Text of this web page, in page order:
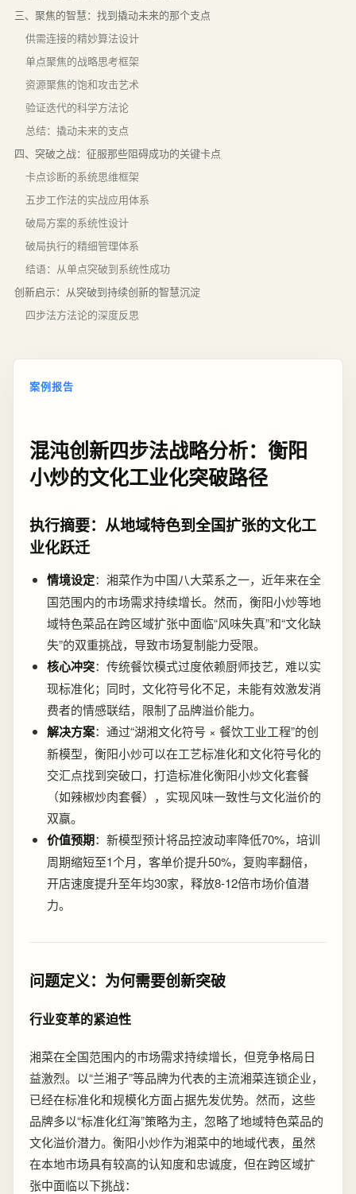
三、聚焦的智慧：找到撬动未来的那个支点
供需连接的精妙算法设计
单点聚焦的战略思考框架
资源聚焦的饱和攻击艺术
验证迭代的科学方法论
总结：撬动未来的支点
四、突破之战：征服那些阻碍成功的关键卡点
卡点诊断的系统思维框架
五步工作法的实战应用体系
破局方案的系统性设计
破局执行的精细管理体系
结语：从单点突破到系统性成功
创新启示：从突破到持续创新的智慧沉淀
四步法方法论的深度反思
案例报告
混沌创新四步法战略分析：衡阳
小炒的文化工业化突破路径
执行摘要：从地域特色到全国扩张的文化工
业化跃迁
情境设定：湘菜作为中国八大菜系之一，近年来在全
国范围内的市场需求持续增长。然而，衡阳小炒等地
域特色菜品在跨区域扩张中面临“风味失真”和“文化缺
失”的双重挑战，导致市场复制能力受限。
核心冲突：传统餐饮模式过度依赖厨师技艺，难以实
现标准化；同时，文化符号化不足，未能有效激发消
费者的情感联结，限制了品牌溢价能力。
解决方案：通过“湖湘文化符号 × 餐饮工业工程”的创
新模型，衡阳小炒可以在工艺标准化和文化符号化的
交汇点找到突破口，打造标准化衡阳小炒文化套餐
（如辣椒炒肉套餐），实现风味一致性与文化溢价的
双赢。
价值预期：新模型预计将品控波动率降低70%，培训
周期缩短至1个月，客单价提升50%，复购率翻倍，
开店速度提升至年均30家，释放8-12倍市场价值潜
力。
问题定义：为何需要创新突破
行业变革的紧迫性
湘菜在全国范围内的市场需求持续增长，但竞争格局日
益激烈。以“兰湘子”等品牌为代表的主流湘菜连锁企业，
已经在标准化和规模化方面占据先发优势。然而，这些
品牌多以“标准化红海”策略为主，忽略了地域特色菜品的
文化溢价潜力。衡阳小炒作为湘菜中的地域代表，虽然
在本地市场具有较高的认知度和忠诚度，但在跨区域扩
张中面临以下挑战：